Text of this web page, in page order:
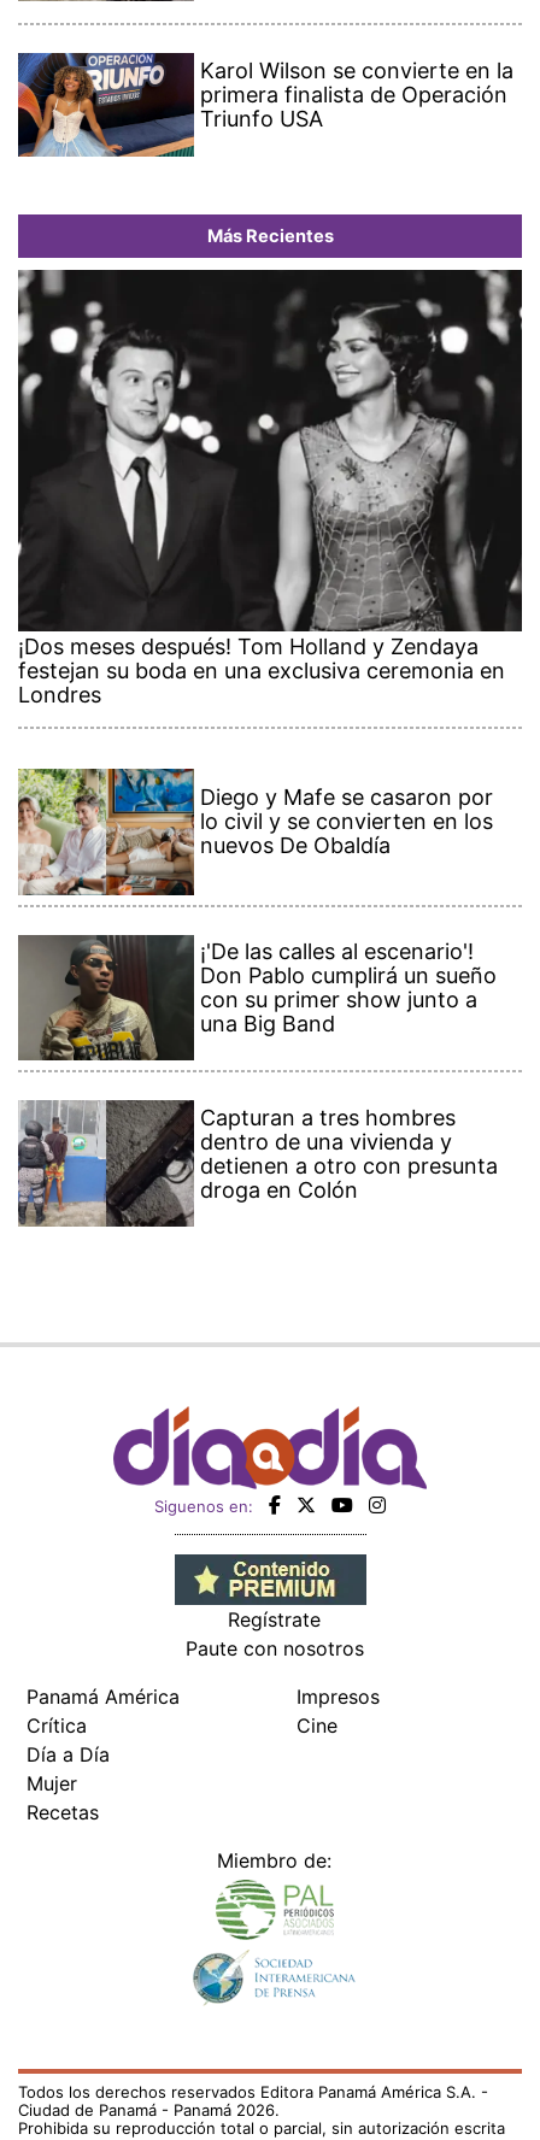
Karol Wilson se convierte en la
primera finalista de Operación
Triunfo USA
Más Recientes
¡Dos meses después! Tom Holland y Zendaya
festejan su boda en una exclusiva ceremonia en
Londres
Diego y Mafe se casaron por
lo civil y se convierten en los
nuevos De Obaldía
¡'De las calles al escenario'!
Don Pablo cumplirá un sueño
con su primer show junto a
una Big Band
Capturan a tres hombres
dentro de una vivienda y
detienen a otro con presunta
droga en Colón
Siguenos en:
Regístrate
Paute con nosotros
Panamá América
Crítica
Día a Día
Mujer
Recetas
Impresos
Cine
Miembro de:
Todos los derechos reservados Editora Panamá América S.A. -
Ciudad de Panamá - Panamá 2026.
Prohibida su reproducción total o parcial, sin autorización escrita